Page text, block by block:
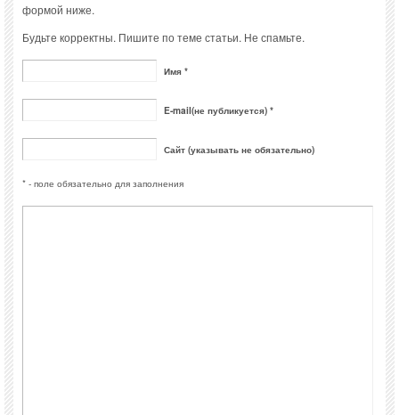
формой ниже.
Будьте корректны. Пишите по теме статьи. Не спамьте.
Имя *
E-mail(не публикуется) *
Сайт (указывать не обязательно)
* - поле обязательно для заполнения